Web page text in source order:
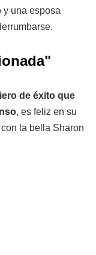
y una esposa
de éxito que
, es feliz en su
la bella Sharon